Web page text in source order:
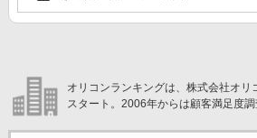
オリコンランキングは、株式会社オリ
スタート。2006年からは顧客満足度調